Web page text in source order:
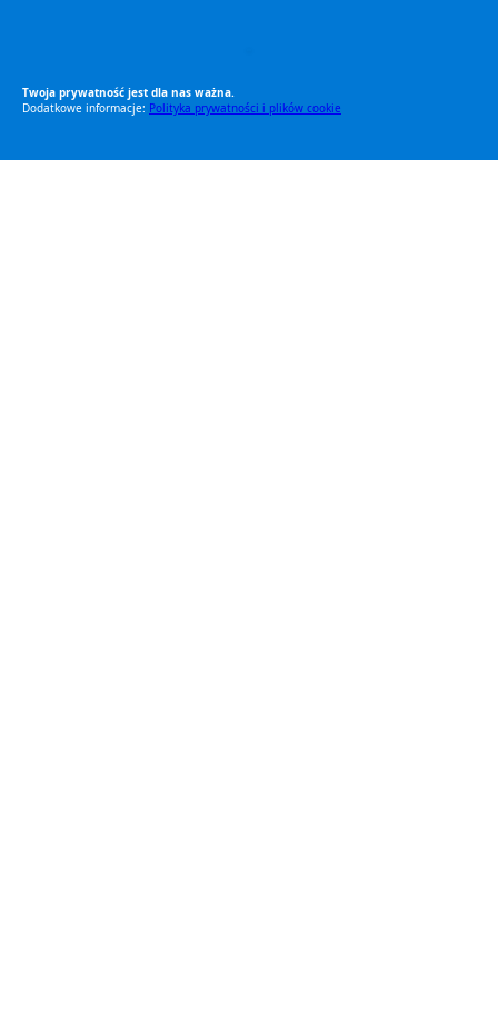
Twoja prywatność jest dla nas ważna.
Dodatkowe informacje: Polityka prywatności i plików cookie